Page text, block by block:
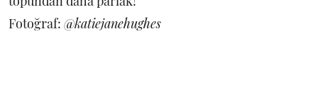
Fotoğraf: @katiejanehughes